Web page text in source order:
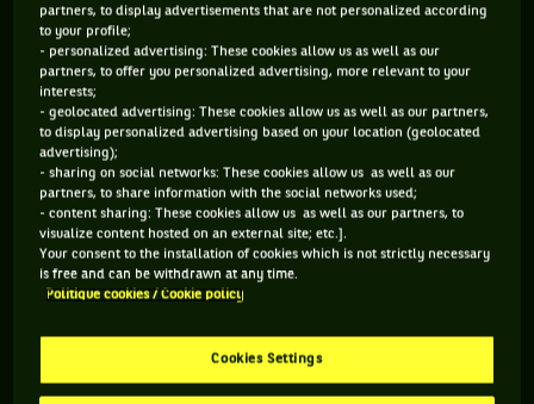
A la fin du trimestre, il y a toujours un conseil de classe. C’est
le temps des bons points, des bonnets d’âne et autres
considérations très subjectives. Dans un conseil de classe
classique, les débats sont collégiaux, et il revient à un groupe
entier d’émettre un avis sur l’élève. Dans mon conseil de
classe à moi, je suis tout seul. Oui c'est comme ça. Personne
pour me contredire, je suis seul décideur. Comme c'est bon
d'être dictateur en son pays. Et tant que je ne serai pas
chassé du pouvoir, j'en profiterai. Commençons par ces
dames. Dans l'ensemble, je ne suis pas très satisfait. En
début d'année, j’avais dit que le tennis féminin avait besoin
d'une patronne. J'avais nominé deux chefs de classe
plus d'un tournoi cette saison, les autres se sont dispersées.
Certains diront que c'est une bonne chose de varier les
partners, to display advertisements that are not personalized according
to your profile;
- personalized advertising: These cookies allow us as well as our
partners, to offer you personalized advertising, more relevant to your
interests;
- geolocated advertising: These cookies allow us as well as our partners,
to display personalized advertising based on your location (geolocated
advertising);
- sharing on social networks: These cookies allow us as well as our
partners, to share information with the social networks used;
- content sharing: These cookies allow us as well as our partners, to
visualize content hosted on an external site; etc.].
Your consent to the installation of cookies which is not strictly necessary
is free and can be withdrawn at any time.
Politique cookies / Cookie policy
Cookies Settings